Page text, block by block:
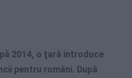
2014, o ţară introduce
pentru români. După